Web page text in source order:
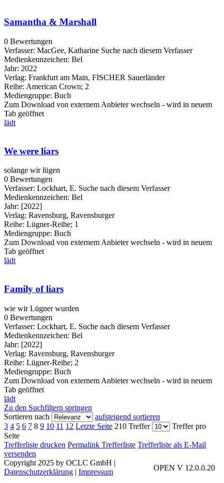
Samantha & Marshall
0 Bewertungen
Verfasser: MacGee, Katharine Suche nach diesem Verfasser
Medienkennzeichen: Bel
Jahr: 2022
Verlag: Frankfurt am Main, FISCHER Sauerländer
Reihe: American Crown; 2
Mediengruppe: Buch
Zum Download von externem Anbieter wechseln - wird in neuem
Tab geöffnet
lädt
We were liars
solange wir lügen
0 Bewertungen
Verfasser: Lockhart, E. Suche nach diesem Verfasser
Medienkennzeichen: Bel
Jahr: [2022]
Verlag: Ravensburg, Ravensburger
Reihe: Lügner-Reihe; 1
Mediengruppe: Buch
Zum Download von externem Anbieter wechseln - wird in neuem
Tab geöffnet
lädt
Family of liars
wie wir Lügner wurden
0 Bewertungen
Verfasser: Lockhart, E. Suche nach diesem Verfasser
Medienkennzeichen: Bel
Jahr: [2022]
Verlag: Ravensburg, Ravensburger
Reihe: Lügner-Reihe; 2
Mediengruppe: Buch
Zum Download von externem Anbieter wechseln - wird in neuem
Tab geöffnet
lädt
Zu den Suchfiltern springen
Sortieren nach
aufsteigend sortieren
3 4 5 6 7 8 9 10 11 12 Letzte Seite 210 Treffer
Treffer pro
Seite
Trefferliste drucken Permalink Trefferliste Trefferliste als E-Mail
versenden
OPEN V 12.0.0.20
Copyright 2025 by OCLC GmbH |
Datenschutzerklärung | Impressum